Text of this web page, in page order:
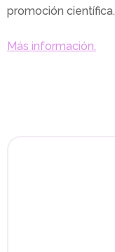
promoción científica.
Más información.